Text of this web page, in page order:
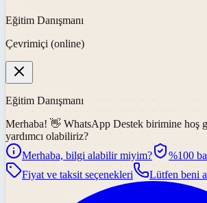
Eğitim Danışmanı
Çevrimiçi (online)
Eğitim Danışmanı
Merhaba! 👋 WhatsApp Destek birimine hoş
yardımcı olabiliriz?
Merhaba, bilgi alabilir miyim?
%100
Fiyat ve taksit seçenekleri
Lütfen beni